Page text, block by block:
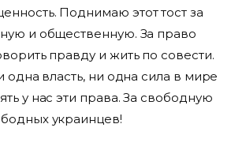
Поднимаю этот тост за
и общественную. За право
правду и жить по совести.
одна власть, ни одна сила в мире
у нас эти права. За свободную
украинцев!